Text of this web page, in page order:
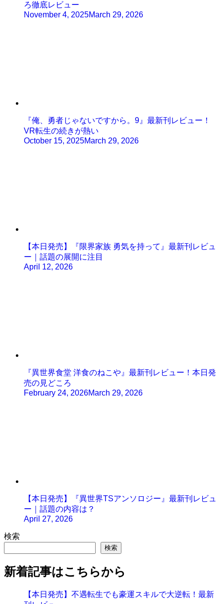
ろ徹底レビュー
November 4, 2025March 29, 2026
『俺、勇者じゃないですから。9』最新刊レビュー！
VR転生の続きが熱い
October 15, 2025March 29, 2026
【本日発売】『限界家族 勇気を持って』最新刊レビュ
ー｜話題の展開に注目
April 12, 2026
『異世界食堂 洋食のねこや』最新刊レビュー！本日発
売の見どころ
February 24, 2026March 29, 2026
【本日発売】『異世界TSアンソロジー』最新刊レビュ
ー｜話題の内容は？
April 27, 2026
検索
検索
新着記事はこちらから
【本日発売】不遇転生でも豪運スキルで大逆転！最新